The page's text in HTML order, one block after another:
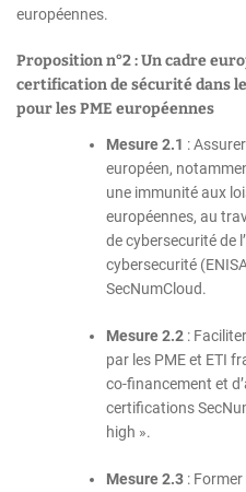
européennes.
Proposition n°2 : Un cadre
certification de sécurité dans
pour les PME européennes
Mesure 2.1 :
européen,
une immunité aux
européennes, au
de cybersecurité de
cybersecurité
SecNumCloud.
Mesure 2.2 :
par les PME et ETI
co-financement et
certifications
high ».
Mesure 2.3 :